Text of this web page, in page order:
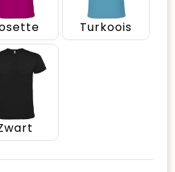
Turkoois